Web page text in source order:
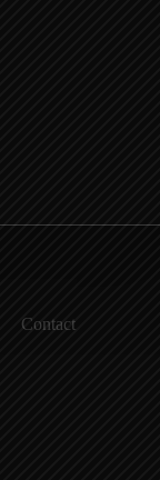
Contact